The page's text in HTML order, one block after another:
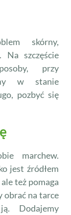
skórny,
szczęście
przy
w stanie
pozbyć się
marchew.
jest źródłem
też pomaga
obrać na tarce
Dodajemy